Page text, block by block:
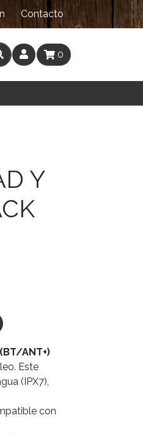
Contacto
0
Y
ANT+)
Este
(IPX7),
con